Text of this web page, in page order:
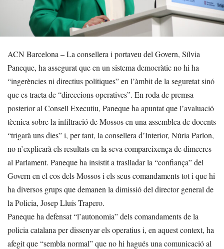
ACN Barcelona – La consellera i portaveu del Govern, Sílvia
Paneque, ha assegurat que en un sistema democràtic no hi ha
“ingerències ni directius polítiques” en l’àmbit de la seguretat sinó
que es tracta de “direccions operatives”. En roda de premsa
posterior al Consell Executiu, Paneque ha apuntat que l’avaluació
tècnica sobre la infiltració de Mossos en una assemblea de docents
“trigarà uns dies” i, per tant, la consellera d’Interior, Núria Parlon,
no n’explicarà els resultats en la seva compareixença de dimecres
al Parlament. Paneque ha insistit a traslladar la “confiança” del
Govern en el cos dels Mossos i els seus comandaments tot i que hi
ha diversos grups que demanen la dimissió del director general de
la Policia, Josep Lluís Trapero.
Paneque ha defensat “l’autonomia” dels comandaments de la
policia catalana per dissenyar els operatius i, en aquest context, ha
afegit que “sembla normal” que no hi hagués una comunicació al